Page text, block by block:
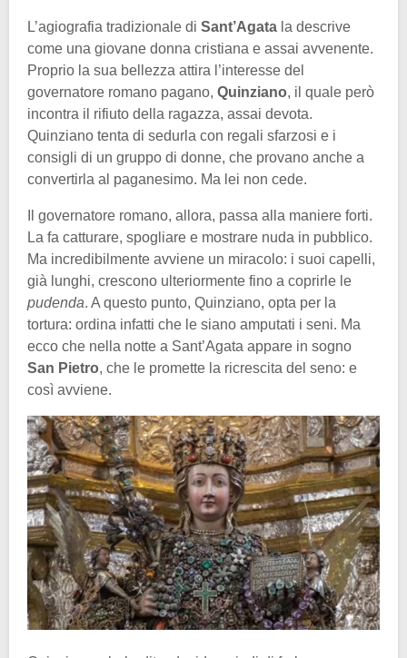
L’agiografia tradizionale di Sant’Agata la descrive
come una giovane donna cristiana e assai avvenente.
Proprio la sua bellezza attira l’interesse del
governatore romano pagano, Quinziano, il quale però
incontra il rifiuto della ragazza, assai devota.
Quinziano tenta di sedurla con regali sfarzosi e i
consigli di un gruppo di donne, che provano anche a
convertirla al paganesimo. Ma lei non cede.
Il governatore romano, allora, passa alla maniere forti.
La fa catturare, spogliare e mostrare nuda in pubblico.
Ma incredibilmente avviene un miracolo: i suoi capelli,
già lunghi, crescono ulteriormente fino a coprirle le
pudenda. A questo punto, Quinziano, opta per la
tortura: ordina infatti che le siano amputati i seni. Ma
ecco che nella notte a Sant’Agata appare in sogno
San Pietro, che le promette la ricrescita del seno: e
così avviene.